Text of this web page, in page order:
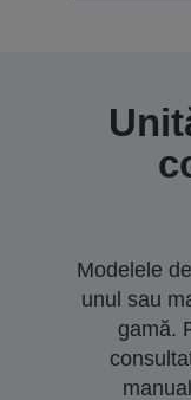
Modelele
unul sau
gamă.